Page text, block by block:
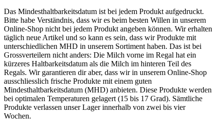
Das Mindesthaltbarkeitsdatum ist bei jedem Produkt aufgedruckt.
Bitte habe Verständnis, dass wir es beim besten Willen in unserem
Online-Shop nicht bei jedem Produkt angeben können. Wir erhalten
täglich neue Artikel und so kann es sein, dass wir Produkte mit
unterschiedlichen MHD in unserem Sortiment haben. Das ist bei
Grossverteilern nicht anders: Die Milch vorne im Regal hat ein
kürzeres Haltbarkeitsdatum als die Milch im hinteren Teil des
Regals. Wir garantieren dir aber, dass wir in unserem Online-Shop
ausschliesslich frische Produkte mit einem guten
Mindesthaltbarkeitsdatum (MHD) anbieten. Diese Produkte werden
bei optimalen Temperaturen gelagert (15 bis 17 Grad). Sämtliche
Produkte verlassen unser Lager innerhalb von zwei bis vier
Wochen.